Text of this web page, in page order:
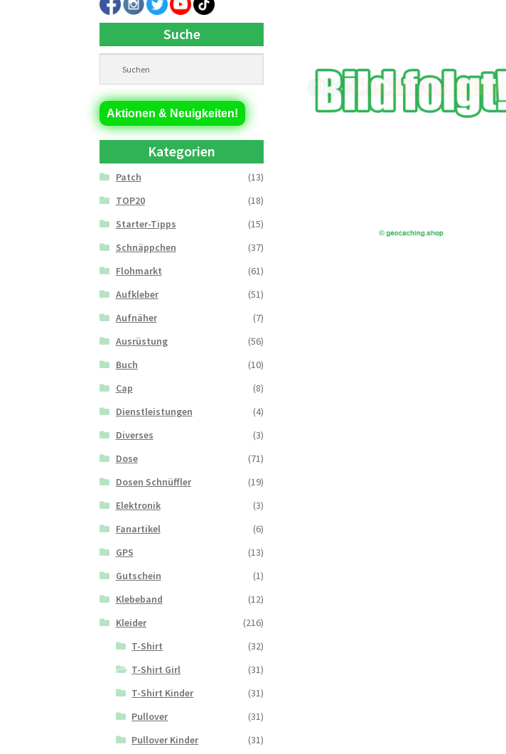
Suche
Aktionen & Neuigkeiten!
Kategorien
Patch
(13)
TOP20
(18)
Starter-Tipps
(15)
Schnäppchen
(37)
Flohmarkt
(61)
Aufkleber
(51)
Aufnäher
(7)
Ausrüstung
(56)
Buch
(10)
Cap
(8)
Dienstleistungen
(4)
Diverses
(3)
Dose
(71)
Dosen Schnüffler
(19)
Elektronik
(3)
Fanartikel
(6)
GPS
(13)
Gutschein
(1)
Klebeband
(12)
Kleider
(216)
T-Shirt
(32)
T-Shirt Girl
(31)
T-Shirt Kinder
(31)
Pullover
(31)
Pullover Kinder
(31)